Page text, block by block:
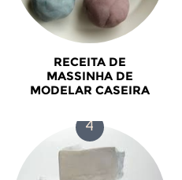
RECEITA DE
MASSINHA DE
MODELAR CASEIRA